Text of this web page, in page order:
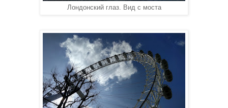
Лондонский глаз. Вид с моста